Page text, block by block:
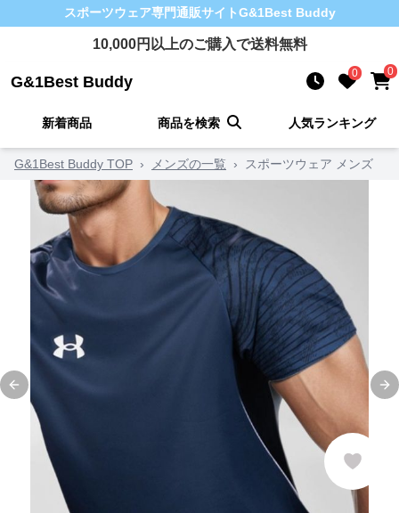
スポーツウェア専門通販サイトG&1Best Buddy
10,000円以上のご購入で送料無料
G&1Best Buddy 0 0
新着商品 商品を検索 人気ランキング
G&1Best Buddy TOP › メンズの一覧 › スポーツウェア メンズ
Previous slide